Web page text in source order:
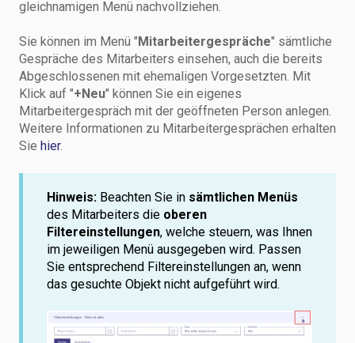
gleichnamigen Menü nachvollziehen.
Sie können im Menü " Mitarbeitergespräche" sämtliche
Gespräche des Mitarbeiters einsehen, auch die bereits
Abgeschlossenen mit ehemaligen Vorgesetzten. Mit
Klick auf "+Neu" können Sie ein eigenes
Mitarbeitergespräch mit der geöffneten Person anlegen.
Weitere Informationen zu Mitarbeitergesprächen erhalten
Sie hier.
Hinweis: Beachten Sie in sämtlichen Menüs
des Mitarbeiters die oberen
Filtereinstellungen, welche steuern, was Ihnen
im jeweiligen Menü ausgegeben wird. Passen
Sie entsprechend Filtereinstellungen an, wenn
das gesuchte Objekt nicht aufgeführt wird.